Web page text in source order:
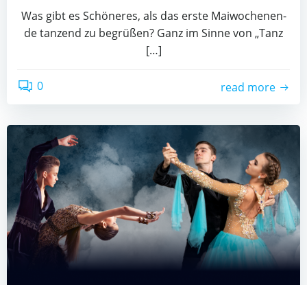
Was gibt es Schö­ne­res, als das ers­te Mai­wo­chen­en­
de tan­zend zu begrü­ßen? Ganz im Sin­ne von „Tanz
[…]
0 read more